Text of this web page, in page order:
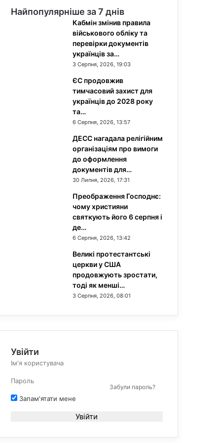
Найпопулярніше за 7 днів
Кабмін змінив правила
військового обліку та
перевірки документів
українців за…
3 Серпня, 2026, 19:03
ЄС продовжив
тимчасовий захист для
українців до 2028 року
та…
6 Серпня, 2026, 13:57
ДЕСС нагадала релігійним
організаціям про вимоги
до оформлення
документів для…
30 Липня, 2026, 17:31
Преображення Господнє:
чому християни
святкують його 6 серпня і
де…
6 Серпня, 2026, 13:42
Великі протестантські
церкви у США
продовжують зростати,
тоді як менші…
3 Серпня, 2026, 08:01
Увійти
Забули пароль?
Запам'ятати мене
Увійти